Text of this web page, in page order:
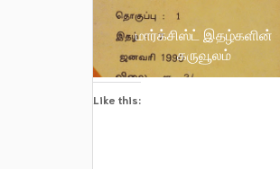
மார்க்சிஸ்ட் இதழ்களின்
கருவூலம்
Like this: